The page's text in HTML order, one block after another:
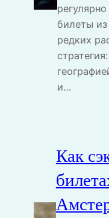
билеты
редких
и…
Как